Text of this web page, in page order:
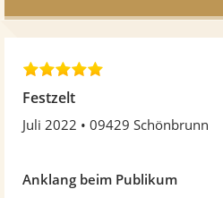
5
v
5
Festzelt
Juli 2022 09429 Schönbrunn
Anklang beim Publikum